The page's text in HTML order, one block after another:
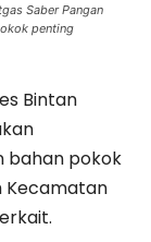
Saber Pangan
penting
Bintan
bahan pokok
Kecamatan